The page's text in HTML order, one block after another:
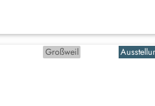
Großweil